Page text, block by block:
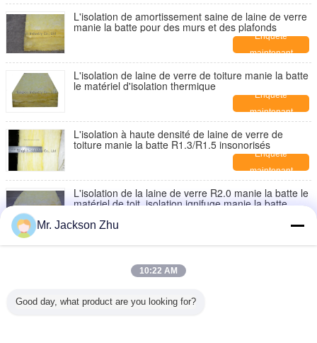
L'isolation de amortissement saine de laine de verre
manie la batte pour des murs et des plafonds
Enquête
maintenant
L'isolation de laine de verre de toiture manie la batte
le matériel d'isolation thermique
Enquête
maintenant
L'isolation à haute densité de laine de verre de
toiture manie la batte R1.3/R1.5 insonorisés
Enquête
maintenant
L'isolation de la laine de verre R2.0 manie la batte le
matériel de toit, isolation ignifuge manie la batte
maintenant
manie la batte, des panneaux d'isolation de mur
Tuiles de plafond de laine de verre d'isolation
Mr. Jackson Zhu
10:22 AM
Good day, what product are you looking for?